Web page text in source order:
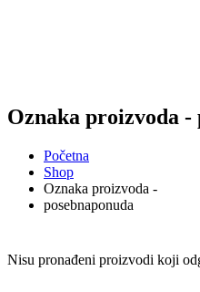
Oznaka proizvoda -
Početna
Shop
Oznaka proizvoda -
posebnaponuda
Nisu pronađeni proizvodi koji